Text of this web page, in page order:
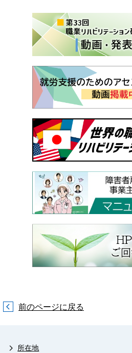
前のページに戻る
所在地